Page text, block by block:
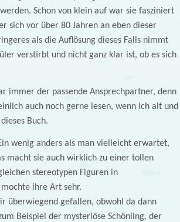
Schon von klein auf war sie fasziniert
sich vor über 80 Jahren an eben dieser
als die Auflösung dieses Falls nimmt
verstirbt und nicht ganz klar ist, ob es sich
immer der passende Ansprechpartner, denn
auch noch gerne lesen, wenn ich alt und
Buch.
wenig anders als man vielleicht erwartet,
macht sie auch wirklich zu einer tollen
stereotypen Figuren in
ihre Art sehr.
überwiegend gefallen, obwohl da dann
Beispiel der mysteriöse Schönling, der